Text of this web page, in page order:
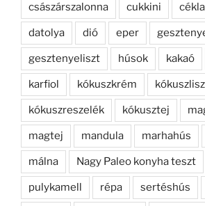
császárszalonna cukkini cékla
datolya dió eper
gesztenyeliszt húsok kakaó
karfiol kókuszkrém
kókuszreszelék kókusztej
magtej mandula marhahús
málna Nagy Paleo konyha teszt
pulykamell répa sertéshús